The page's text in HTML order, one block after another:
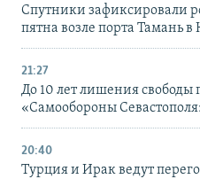
Спутники зафиксировали
пятна возле порта Тамань
21:27
До 10 лет лишения свободы
«Самообороны
20:40
Турция и Ирак ведут